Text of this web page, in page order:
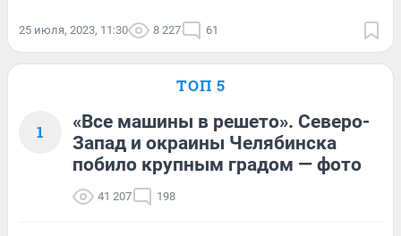
25 июля, 2023, 11:30 8 227 61
ТОП 5
1
«Все машины в решето». Северо-
Запад и окраины Челябинска
побило крупным градом — фото
41 207 198